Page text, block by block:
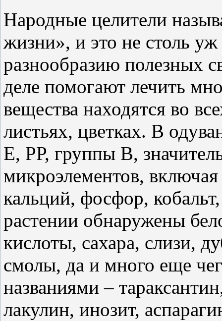
Народные целители
жизни», и это не столь
разнообразию полезных
деле помогают лечить
вещества находятся во
листьях, цветках. В
Е, РР, группы В,
микроэлементов,
кальций, фосфор,
растении обнаружены
кислоты, сахара, слизи,
смолы, да и много еще
названиями –
лакулин, инозит,